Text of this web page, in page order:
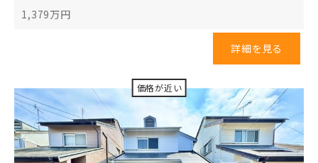
1,379万円
詳細を見る